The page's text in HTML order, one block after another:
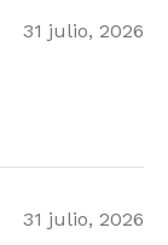
31 julio, 2026
31 julio, 2026